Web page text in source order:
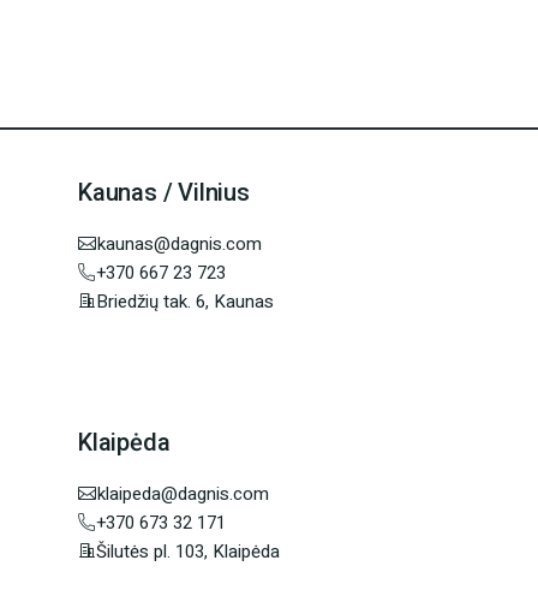
Kaunas / Vilnius
kaunas@dagnis.com
+370 667 23 723
Briedžių tak. 6, Kaunas
Klaipėda
klaipeda@dagnis.com
+370 673 32 171
Šilutės pl. 103, Klaipėda